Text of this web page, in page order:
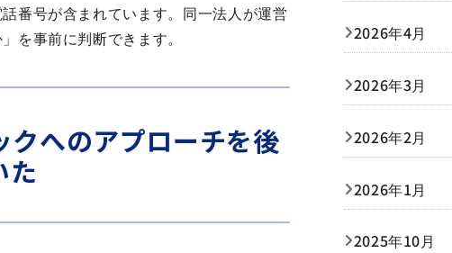
番号が含まれています。同一法人が運営
を事前に判断できます。
へのアプローチを後
た
2026年4月
2026年3月
2026年2月
2026年1月
2025年10月